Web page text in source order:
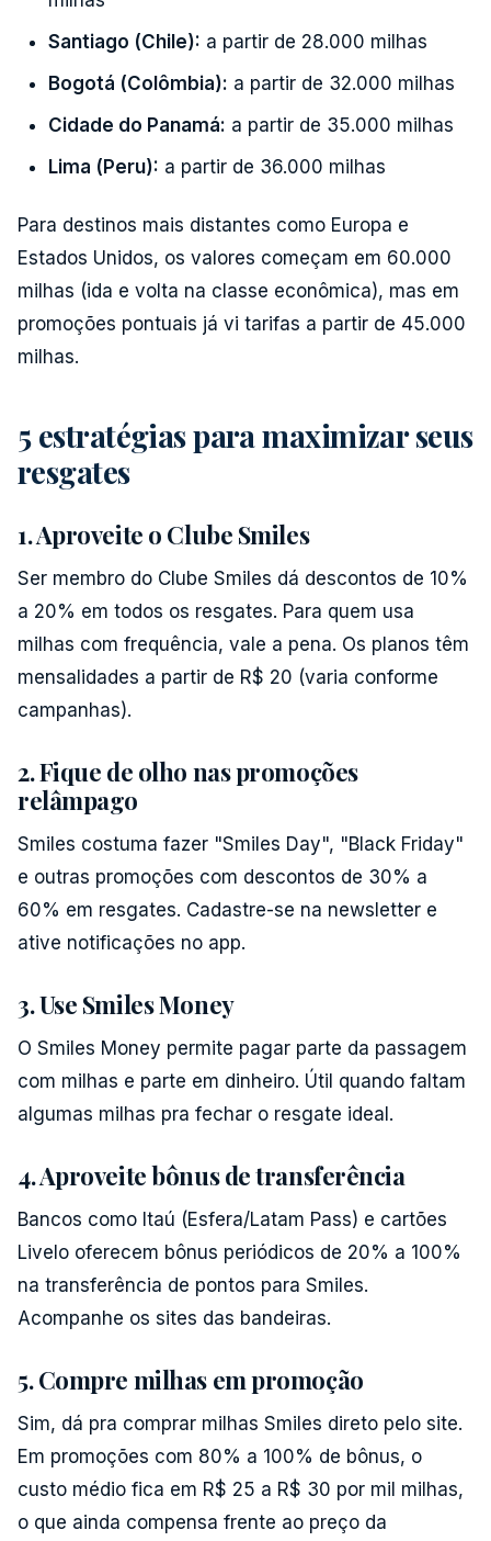
Santiago (Chile): a partir de 28.000 milhas
Bogotá (Colômbia): a partir de 32.000 milhas
Cidade do Panamá: a partir de 35.000 milhas
Lima (Peru): a partir de 36.000 milhas
Para destinos mais distantes como Europa e
Estados Unidos, os valores começam em 60.000
milhas (ida e volta na classe econômica), mas em
promoções pontuais já vi tarifas a partir de 45.000
milhas.
5 estratégias para maximizar seus
resgates
1. Aproveite o Clube Smiles
Ser membro do Clube Smiles dá descontos de 10%
a 20% em todos os resgates. Para quem usa
milhas com frequência, vale a pena. Os planos têm
mensalidades a partir de R$ 20 (varia conforme
campanhas).
2. Fique de olho nas promoções
relâmpago
Smiles costuma fazer "Smiles Day", "Black Friday"
e outras promoções com descontos de 30% a
60% em resgates. Cadastre-se na newsletter e
ative notificações no app.
3. Use Smiles Money
O Smiles Money permite pagar parte da passagem
com milhas e parte em dinheiro. Útil quando faltam
algumas milhas pra fechar o resgate ideal.
4. Aproveite bônus de transferência
Bancos como Itaú (Esfera/Latam Pass) e cartões
Livelo oferecem bônus periódicos de 20% a 100%
na transferência de pontos para Smiles.
Acompanhe os sites das bandeiras.
5. Compre milhas em promoção
Sim, dá pra comprar milhas Smiles direto pelo site.
Em promoções com 80% a 100% de bônus, o
custo médio fica em R$ 25 a R$ 30 por mil milhas,
o que ainda compensa frente ao preço da